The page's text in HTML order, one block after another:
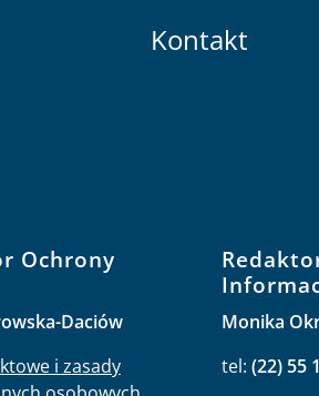
Kontakt
Ochrony
Daciów
i zasady
Monika
tel: (22) 55